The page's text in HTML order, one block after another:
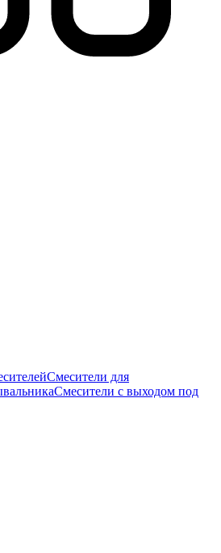
Смесители для
Смесители с выходом под